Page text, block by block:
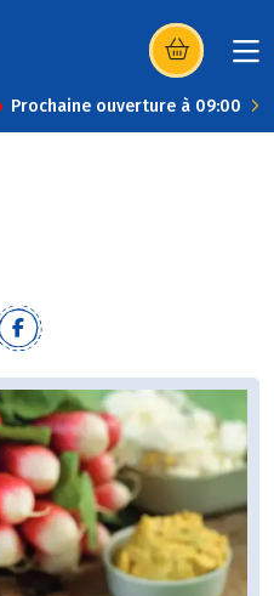
(s’ouvre dans
Prochaine ouverture à 09:00